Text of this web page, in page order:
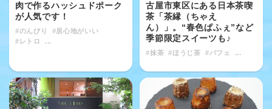
肉で作るハッシュドポーク
が人気です！
#のんびり
#居心地がいい
#レトロ
...
古屋市東区にある日本茶喫
茶「茶縁（ちゃえ
ん）」。“春色ぱふぇ”など
季節限定スイーツも♪
#抹茶 #ほうじ茶 #パフェ ...